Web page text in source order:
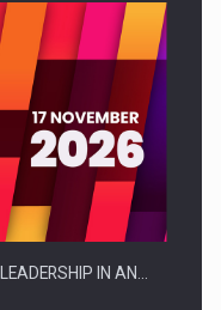
IN AN…